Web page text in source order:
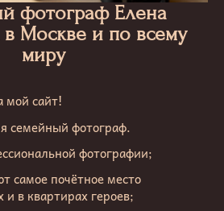
фотограф Елена
Москве и по всему
миру
мой сайт!
семейный фотограф.
фотографии;
самое почётное место
в квартирах героев;